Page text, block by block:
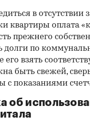
в отсутствии
квартиры оплата
прежнего
долги по
его взять
быть свежей,
с показаниями
об